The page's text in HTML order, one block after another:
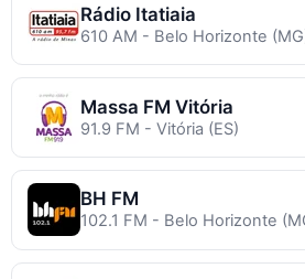
Rádio Itatiaia
610 AM - Belo Horizonte
Massa FM Vitória
91.9 FM - Vitória (ES)
BH FM
102.1 FM - Belo Horizonte